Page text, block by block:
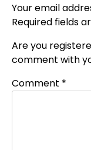
Your email
Required fields
Are you
comment with
Comment *